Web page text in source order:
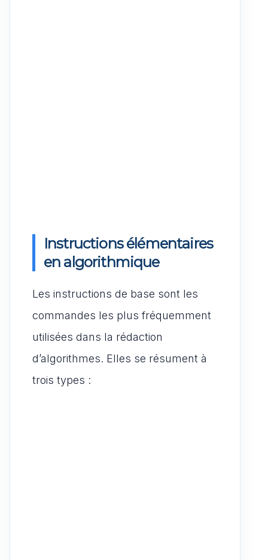
Instructions élémentaires
en algorithmique
Les instructions de base sont les
commandes les plus fréquemment
utilisées dans la rédaction
d’algorithmes. Elles se résument à
trois types :